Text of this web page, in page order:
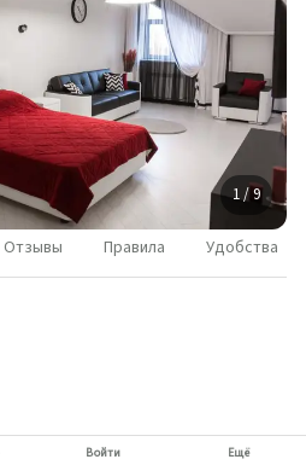
1 / 9
Отзывы Правила Удобства
Войти Ещё